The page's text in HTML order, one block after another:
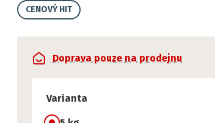
CENOVÝ HIT
Doprava pouze na prodejnu
Varianta